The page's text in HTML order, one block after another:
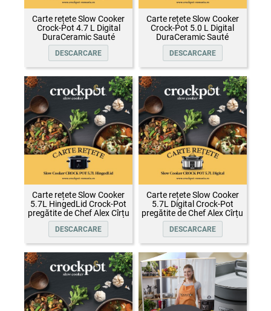
Carte rețete Slow Cooker
Crock-Pot 4.7 L Digital
DuraCeramic Sauté
DESCARCARE
Carte rețete Slow Cooker
Crock-Pot 5.0 L Digital
DuraCeramic Sauté
DESCARCARE
Carte rețete Slow Cooker
5.7L HingedLid Crock-Pot
pregătite de Chef Alex Cîrțu
DESCARCARE
Carte rețete Slow Cooker
5.7L Digital Crock-Pot
pregătite de Chef Alex Cîrțu
DESCARCARE